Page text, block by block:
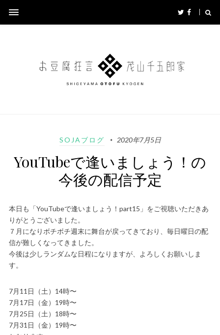
SOJAブログ 2020年7月5日
YouTubeで逢いましょう！の
今後の配信予定
本日も「YouTubeで逢いましょう！part15」をご視聴いただきあ
りがとうございました。
７月になりボチボチ週末に舞台が戻ってきており、毎日曜日の配
信が難しくなってきました。
今後は少しランダムな日程になりますが、よろしくお願いしま
す。
7月11日（土）14時〜
7月17日（金）19時〜
7月25日（土）18時〜
7月31日（金）19時〜